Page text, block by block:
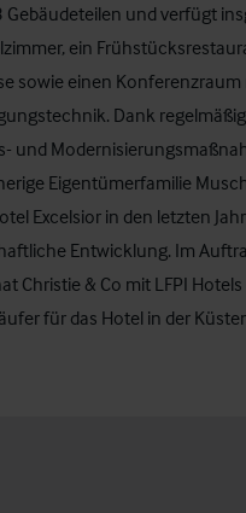
Gebäudeteilen und verfügt
ein
sowie einen Konferenzraum
Dank
und
Eigentümerfamilie
Excelsior in den letzten
Entwicklung. Im
Christie & Co mit LFPI
für das Hotel in der